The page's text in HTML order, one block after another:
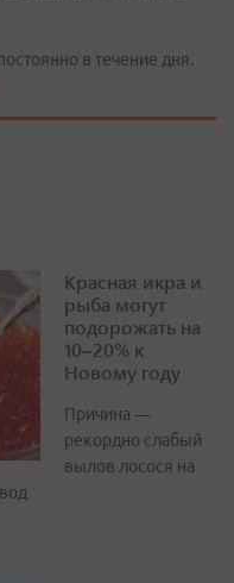
в течение дня.
Красная икра и
рыба могут
подорожать на
10–20% к
Новому году
Причина —
рекордно слабый
вылов лосося на